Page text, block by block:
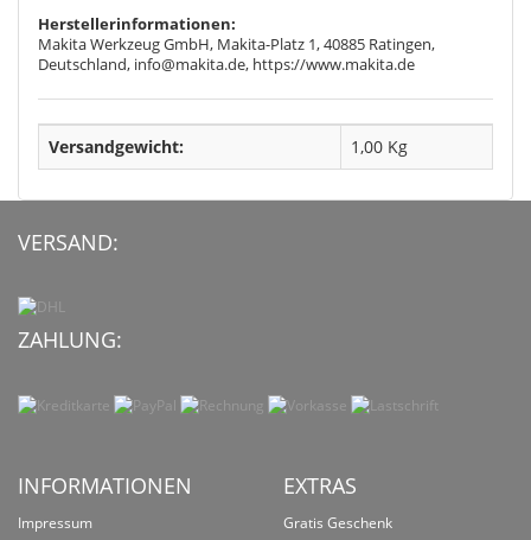
Herstellerinformationen:
Makita Werkzeug GmbH, Makita-Platz 1, 40885 Ratingen,
Deutschland, info@makita.de, https://www.makita.de
Versandgewicht: 1,00 Kg
VERSAND:
ZAHLUNG:
INFORMATIONEN
Impressum
EXTRAS
Gratis Geschenk